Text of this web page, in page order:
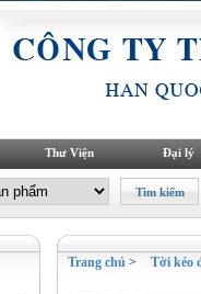
Thư Viện Đại lý
Trang chủ > Tời kéo